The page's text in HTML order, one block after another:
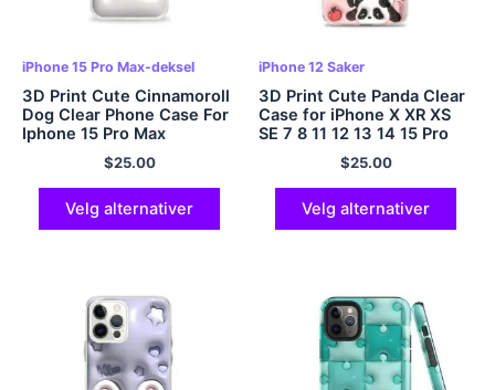
iPhone 15 Pro Max-deksel
3D Print Cute Cinnamoroll
Dog Clear Phone Case For
Iphone 15 Pro Max
$25.00
Velg alternativer
iPhone 12 Saker
3D Print Cute Panda Clear
Case for iPhone X XR XS
SE 7 8 11 12 13 14 15 Pro
Mini Plus Pro Max
$25.00
Velg alternativer